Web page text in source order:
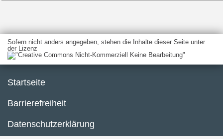
Sofern nicht anders angegeben, stehen die Inhalte dieser Seite unter
der Lizenz
Startseite
Barrierefreiheit
Datenschutzerklärung